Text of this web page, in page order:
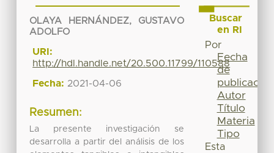
OLAYA HERNÁNDEZ, GUSTAVO
ADOLFO
URI:
http://hdl.handle.net/20.500.11799/110588
Fecha: 2021-04-06
Resumen:
La presente investigación se
desarrolla a partir del análisis de los
Buscar
en RI
Por
Fecha
de
publicación
Autor
Título
Materia
Tipo
Esta